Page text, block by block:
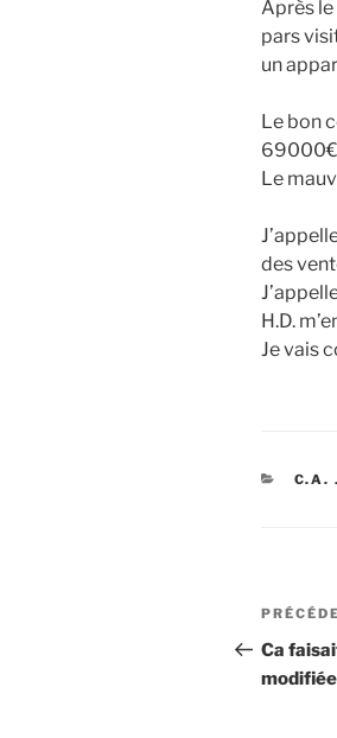
Après le
pars
un
Le bon
69000€
Le
des
H.D.
Je vais
C.A.
de
Article
Ca